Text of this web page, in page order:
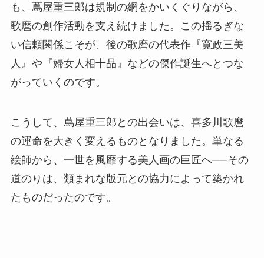
も、蔦屋重三郎は規制の網をかいくぐりながら、
歌麿の創作活動を支え続けました。この揺るぎな
い信頼関係こそが、後の歌麿の代表作『寛政三美
人』や『婦女人相十品』などの傑作誕生へとつな
がっていくのです。
こうして、蔦屋重三郎との出会いは、喜多川歌麿
の運命を大きく変えるものとなりました。単なる
絵師から、一世を風靡する美人画の巨匠へ──その
道のりは、類まれな版元との協力によって築かれ
たものだったのです。